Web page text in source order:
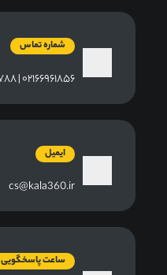
شماره تماس
۰۲۱۶۶۹۶۱۸۵۶ | ۰۲۱۶۶۴۶۱۷۸۸
ایمیل
cs@kala360.ir
ساعت پاسخگویی